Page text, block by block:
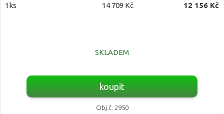
1ks 14 709 Kč 12 156 Kč
SKLADEM
koupit
Obj.č. 2950